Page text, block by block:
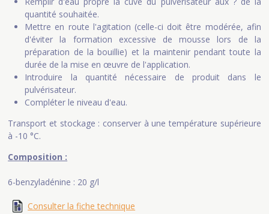
quantité souhaitée.
Mettre en route l'agitation (celle-ci doit être modérée, afin
d'éviter la formation excessive de mousse lors de la
préparation de la bouillie) et la maintenir pendant toute la
durée de la mise en œuvre de l'application.
Introduire la quantité nécessaire de produit dans le
pulvérisateur.
Compléter le niveau d'eau.
Transport et stockage : conserver à une température supérieure
à -10 °C.
Composition :
6-benzyladénine : 20 g/l
Consulter la fiche technique